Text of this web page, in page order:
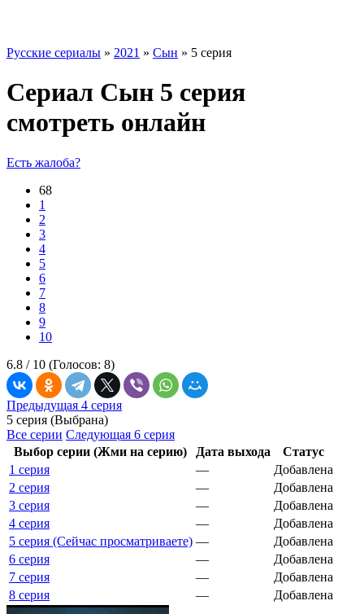
Русские сериалы » 2021 » Сын » 5 серия
Сериал Сын 5 серия
смотреть онлайн
Есть жалоба?
68
1
2
3
4
5
6
7
8
9
10
6.8 / 10 (Голосов: 8)
Предыдущая 4 серия
5 серия (Выбрана)
Все серии Следующая 6 серия
Выбор серии (Жми на серию)
Дата выхода
Статус
1 серия
—
Добавлена
2 серия
—
Добавлена
3 серия
—
Добавлена
4 серия
—
Добавлена
5 серия (Сейчас просматриваете) —
Добавлена
6 серия
—
Добавлена
7 серия
—
Добавлена
8 серия
— Добавлена